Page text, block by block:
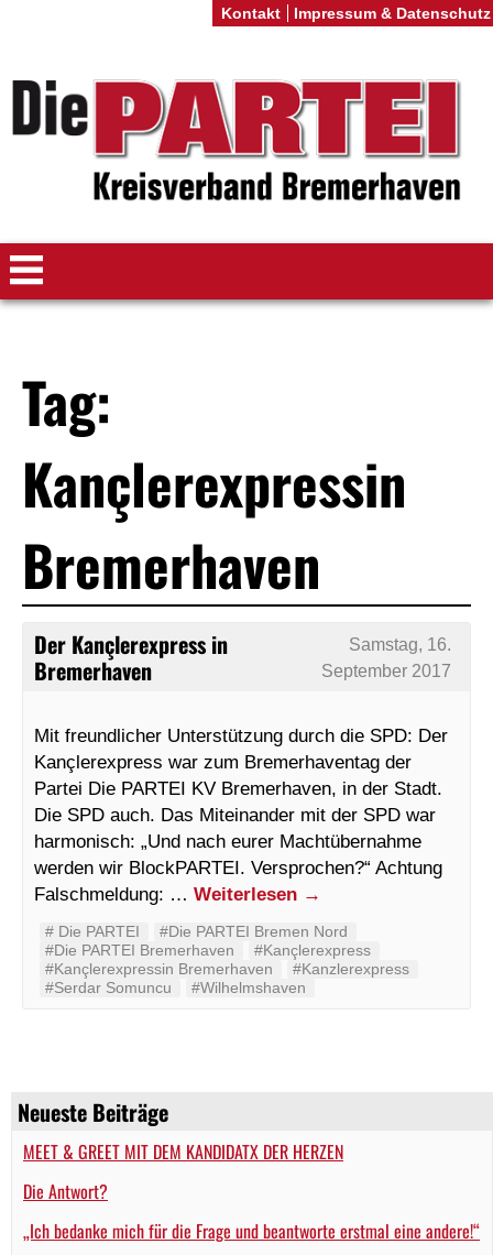
Neueste Beiträge
MEET & GREET MIT DEM KANDIDATX DER HERZEN
Die Antwort?
„Ich bedanke mich für die Frage und beantworte erstmal eine andere!“
Tag:
Kançlerexpressin
Bremerhaven
Der Kançlerexpress in
Bremerhaven
Samstag, 16.
September 2017
Mit freundlicher Unterstützung durch die SPD: Der
Kançlerexpress war zum Bremerhaventag der
Partei Die PARTEI KV Bremerhaven, in der Stadt.
Die SPD auch. Das Miteinander mit der SPD war
harmonisch: „Und nach eurer Machtübernahme
werden wir BlockPARTEI. Versprochen?“ Achtung
Falschmeldung: … Weiterlesen →
#‬ ‪Die PARTEI‬
#Die PARTEI Bremen Nord
#Die PARTEI Bremerhaven
#Kançlerexpress
#Kançlerexpressin Bremerhaven
#Kanzlerexpress
#Serdar Somuncu
#Wilhelmshaven
Kontakt Impressum & Datenschutz